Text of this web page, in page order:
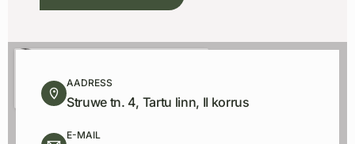
AADRESS
Struwe tn. 4, Tartu linn, II korrus
E-MAIL